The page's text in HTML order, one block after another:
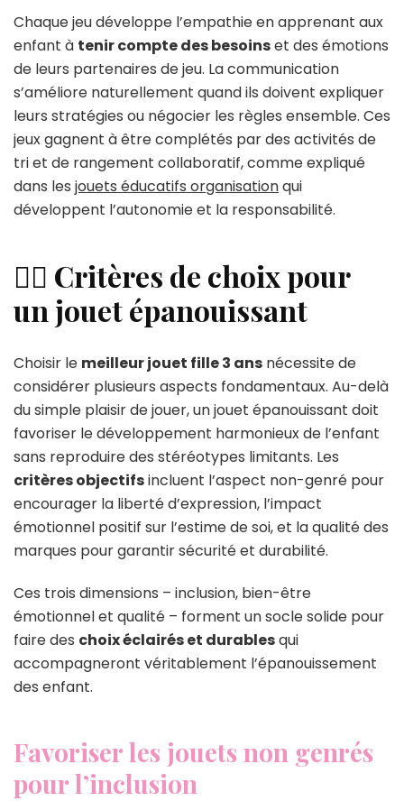
Chaque jeu développe l’empathie en apprenant aux
enfant à tenir compte des besoinset des émotions
de leurs partenaires de jeu. La communication
s’améliore naturellement quand ils doivent expliquer
leurs stratégies ou négocier les règles ensemble. Ces
jeux gagnent à être complétés par des activités de
tri et de rangement collaboratif, comme expliqué
dans les jouets éducatifs organisationqui
développent l’autonomie et la responsabilité.
🤹‍♂️ Critères de choix pour
un jouet épanouissant
Choisir le meilleur jouet fille 3 ans nécessite de
considérer plusieurs aspects fondamentaux. Au-delà
du simple plaisir de jouer, un jouet épanouissant doit
favoriser le développement harmonieux de l’enfant
sans reproduire des stéréotypes limitants. Les
critères objectifsincluent l’aspect non-genré pour
encourager la liberté d’expression, l’impact
émotionnel positif sur l’estime de soi, et la qualité des
marques pour garantir sécurité et durabilité.
Ces trois dimensions – inclusion, bien-être
émotionnel et qualité – forment un socle solide pour
faire des choix éclairés et durablesqui
accompagneront véritablement l’épanouissement
des enfant.
Favoriser les jouets non genrés
pour l’inclusion